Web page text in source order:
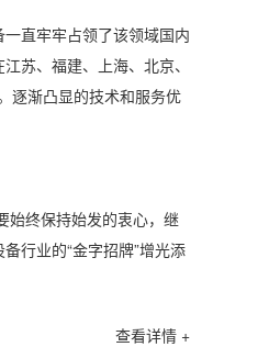
直牢牢占领了该领域国内
苏、福建、上海、北京、
逐渐凸显的技术和服务优
终保持始发的衷心，继
行业的“金字招牌”增光添
查看详情 +